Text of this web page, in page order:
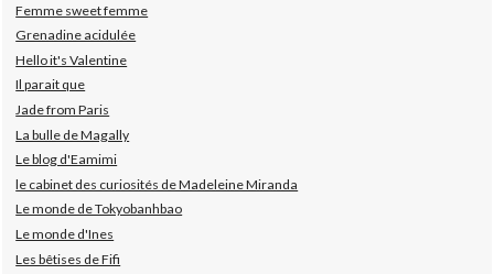
Femme sweet femme
Grenadine acidulée
Hello it's Valentine
Il parait que
Jade from Paris
La bulle de Magally
Le blog d'Eamimi
le cabinet des curiosités de Madeleine Miranda
Le monde de Tokyobanhbao
Le monde d'Ines
Les bêtises de Fifi